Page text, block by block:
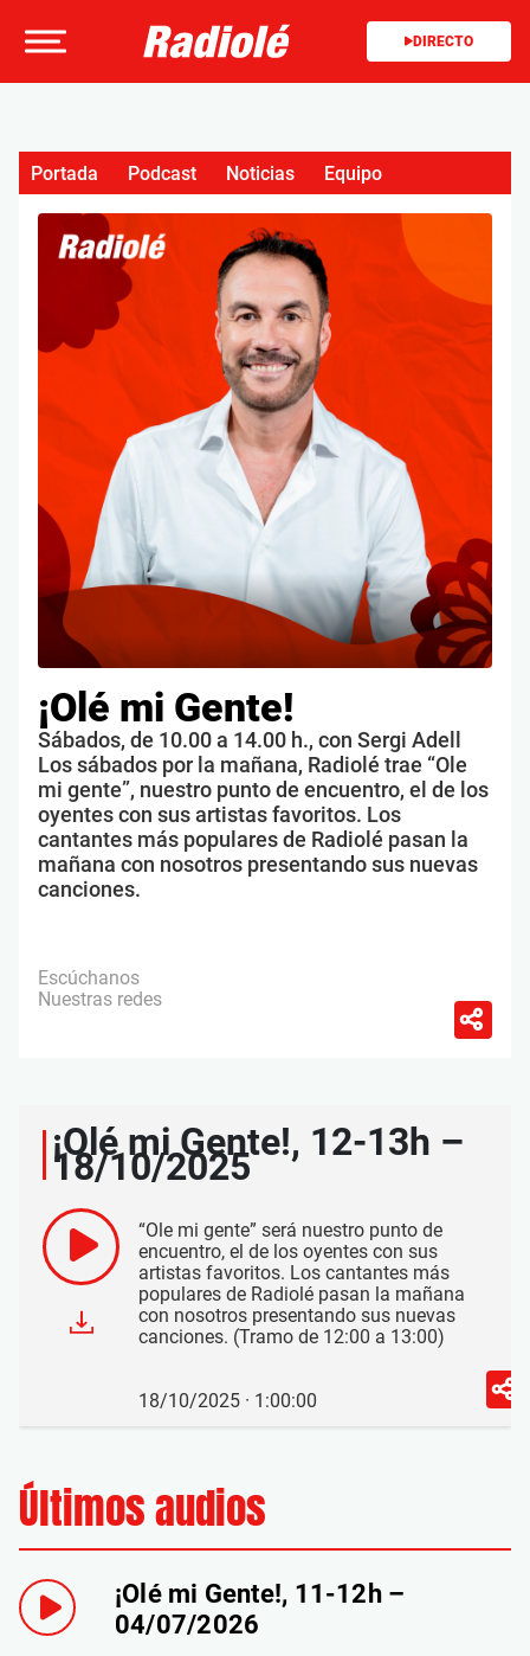
DIRECTO
¡Olé mi Gente!
Sábados, de 10.00 a 14.00 h., con Sergi Adell
Los sábados por la mañana, Radiolé trae “Ole
mi gente”, nuestro punto de encuentro, el de los
oyentes con sus artistas favoritos. Los
cantantes más populares de Radiolé pasan la
mañana con nosotros presentando sus nuevas
canciones.
Escúchanos
Nuestras redes
Portada Podcast Noticias Equipo
¡Olé mi Gente!, 12-13h –
18/10/2025
“Ole mi gente” será nuestro punto de
encuentro, el de los oyentes con sus
artistas favoritos. Los cantantes más
populares de Radiolé pasan la mañana
con nosotros presentando sus nuevas
canciones. (Tramo de 12:00 a 13:00)
18/10/2025 · 1:00:00
Últimos audios
¡Olé mi Gente!, 11-12h –
04/07/2026